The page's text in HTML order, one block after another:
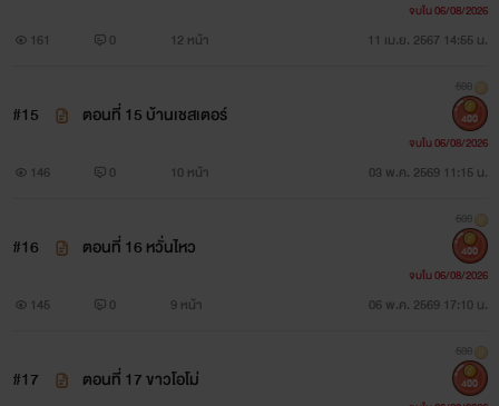
161 0 12 หน้า 11 เม.ย. 2567 14:55 น.
จบใน 06/08/2026
#15 ตอนที่ 15 บ้านเชสเตอร์
146 0 10 หน้า 03 พ.ค. 2569 11:15 น.
400
จบใน 06/08/2026
#16 ตอนที่ 16 หวั่นไหว
145 0 9 หน้า 06 พ.ค. 2569 17:10 น.
400
จบใน 06/08/2026
#17 ตอนที่ 17 ขาวโอโม่ 400